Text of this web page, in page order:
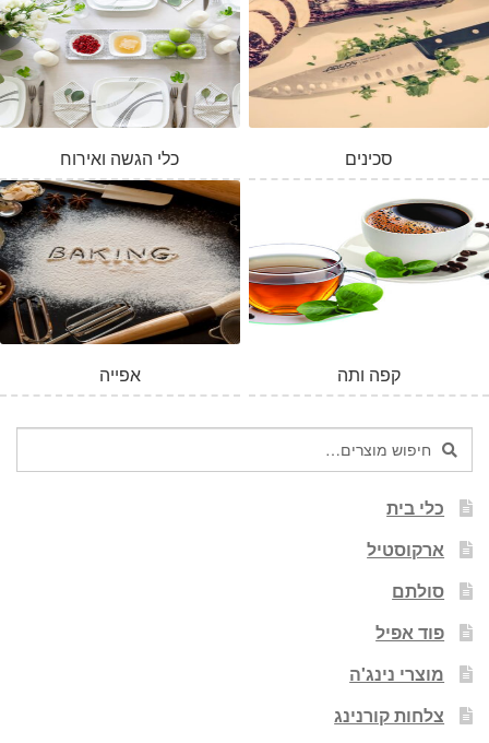
כלי הגשה ואירוח סכינים
אפייה קפה ותה
חיפוש
עבור:
חיפוש
כלי בית
ארקוסטיל
סולתם
פוד אפיל
מוצרי נינג'ה
צלחות קורנינג